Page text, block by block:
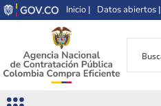
Inicio | Datos abiertos |